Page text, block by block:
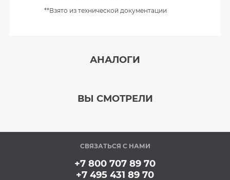
**Взято из технической документации
АНАЛОГИ
ВЫ СМОТРЕЛИ
В наличии
СВЯЗАТЬСЯ С НАМИ
+7 800 707 89 70
+7 495 431 89 70